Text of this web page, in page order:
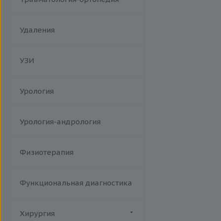
Удаления
УЗИ
Урология
Урология-андрология
Физиотерапия
Функциональная диагностика
Хирургия